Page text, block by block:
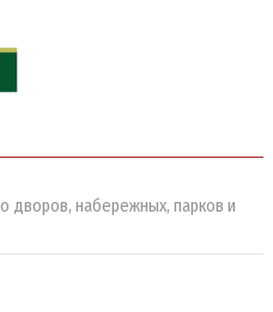
дворов, набережных, парков и